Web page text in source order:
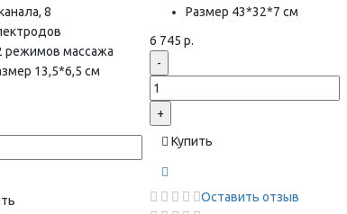
8
режимов массажа
13,5*6,5 см
Размер 43*32*7 см
6 745 р.
-
+
Купить
Оставить отзыв